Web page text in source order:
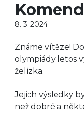
8. 3. 2024
Známe vítěze!
olympiády letos
želízka.
Jejich výsledky
než dobré a